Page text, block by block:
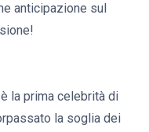
anticipazione sul
la prima celebrità di
la soglia dei